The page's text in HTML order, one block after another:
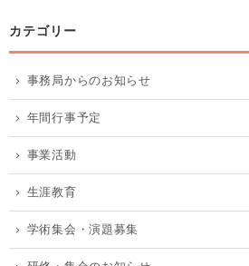
カテゴリー
事務局からのお知らせ
年間行事予定
事業活動
生涯教育
学術集会・演題募集